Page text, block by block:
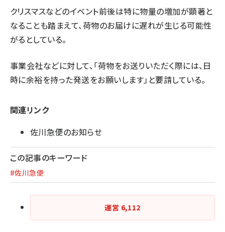
クリスマスなどのイベント前後は特に物量の増加が顕著と
なることも踏まえて、荷物のお届けに遅れが生じる可能性
がるとしている。
事業会社などに対して、「荷物をお送りいただく際には、日
時に余裕を持った発送をお願いします」と要請している。
関連リンク
佐川急便のお知らせ
この記事のキーワード
#佐川急便
運営 6,112